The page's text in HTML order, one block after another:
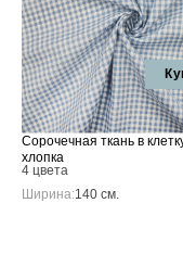
Сорочечная ткань в
хлопка
4 цвета
Ширина:140 см.